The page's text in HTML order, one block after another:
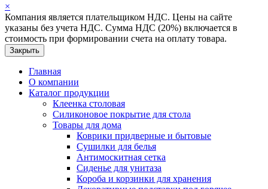
×
Компания является плательщиком НДС. Цены на сайте
указаны без учета НДС. Сумма НДС (20%) включается в
стоимость при формировании счета на оплату товара.
Закрыть
Главная
О компании
Каталог продукции
Клеенка столовая
Силиконовое покрытие для стола
Товары для дома
Коврики придверные и бытовые
Сушилки для белья
Антимоскитная сетка
Сиденье для унитаза
Короба и корзинки для хранения